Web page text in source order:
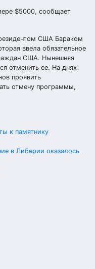
$5000, сообщает
США Бараком
ввела обязательное
США. Нынешняя
отменить ее. На днях
проявить
отмену программы,
к памятнику
в Либерии оказалось